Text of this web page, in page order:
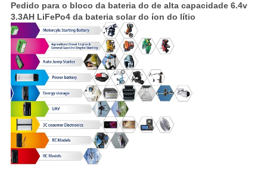
Pedido para o bloco da bateria do de alta capacidade 6.4v
3.3AH LiFePo4 da bateria solar do íon do lítio